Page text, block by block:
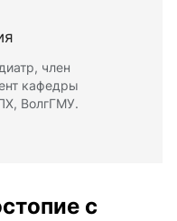
член
кафедры
ВолгГМУ.
с